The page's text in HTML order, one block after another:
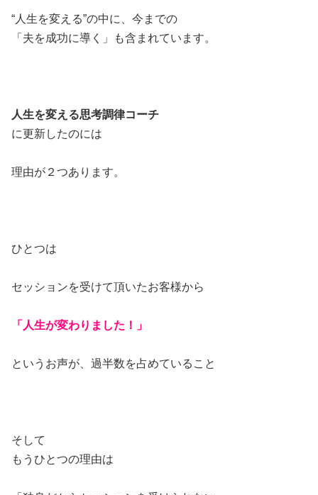
“人生を変える”の中に、今までの
「夫を成功に導く」も含まれています。
人生を変える思考調律コーチ
に更新したのには
理由が２つあります。
ひとつは
セッションを受けて頂いたお客様から
「人生が変わりました！」
というお声が、過半数を占めていること
そして
もうひとつの理由は